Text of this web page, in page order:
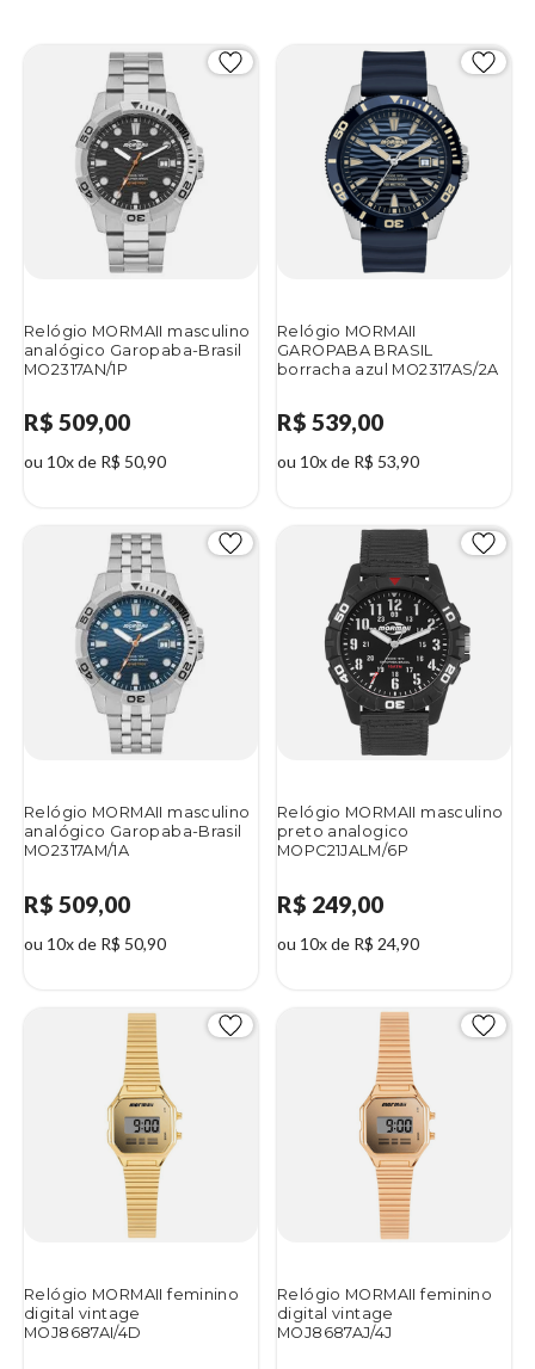
Relógio MORMAII masculino
analógico Garopaba-Brasil
MO2317AN/1P
R$ 509,00
ou 10x de R$ 50,90
Relógio MORMAII
GAROPABA BRASIL
borracha azul MO2317AS/2A
R$ 539,00
ou 10x de R$ 53,90
Relógio MORMAII masculino
analógico Garopaba-Brasil
MO2317AM/1A
R$ 509,00
ou 10x de R$ 50,90
Relógio MORMAII masculino
preto analogico
MOPC21JALM/6P
R$ 249,00
ou 10x de R$ 24,90
Relógio MORMAII feminino
digital vintage
MOJ8687AI/4D
Relógio MORMAII feminino
digital vintage
MOJ8687AJ/4J